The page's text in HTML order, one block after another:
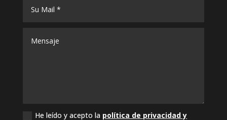
He leído y acepto la política de privacidad y